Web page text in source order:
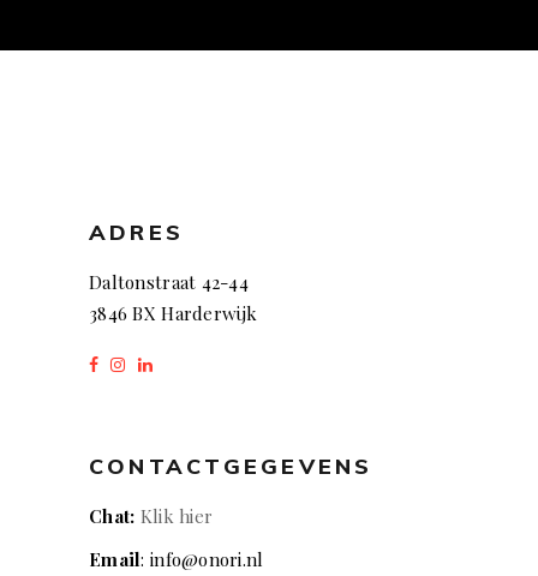
ADRES
Daltonstraat 42-44
3846 BX Harderwijk
CONTACTGEGEVENS
Chat: Klik hier
Email: info@onori.nl